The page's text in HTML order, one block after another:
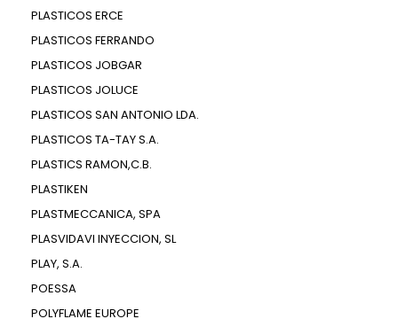
PLASTICOS ERCE
PLASTICOS FERRANDO
PLASTICOS JOBGAR
PLASTICOS JOLUCE
PLASTICOS SAN ANTONIO LDA.
PLASTICOS TA-TAY S.A.
PLASTICS RAMON,C.B.
PLASTIKEN
PLASTMECCANICA, SPA
PLASVIDAVI INYECCION, SL
PLAY, S.A.
POESSA
POLYFLAME EUROPE